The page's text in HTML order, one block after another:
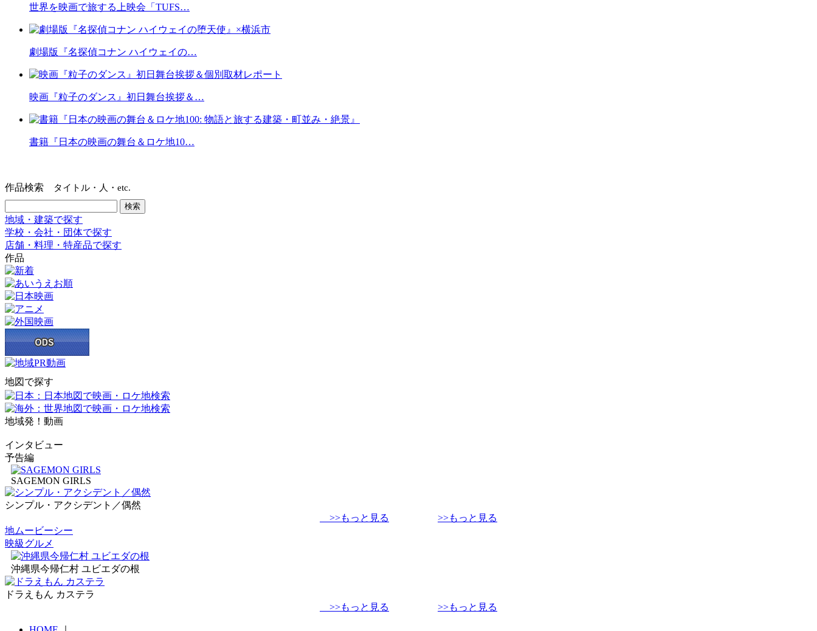
世界を映画で旅する上映会「TUFS…
劇場版『名探偵コナン ハイウェイの…
映画『粒子のダンス』初日舞台挨拶＆…
書籍『日本の映画の舞台＆ロケ地10…
作品検索 タイトル・人・etc.
地域・建築で探す
学校・会社・団体で探す
店舗・料理・特産品で探す
作品
地図で探す
地域発！動画
インタビュー
予告編
SAGEMON GIRLS
シンプル・アクシデント／偶然
>>もっと見る
>>もっと見る
地ムービーシー
映級グルメ
沖縄県今帰仁村 ユビエダの根
ドラえもん カステラ
>>もっと見る
>>もっと見る